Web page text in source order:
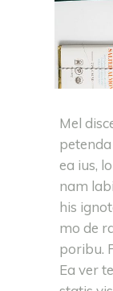
Mel
ea ius,
nam
his
mo de
poribu.
Ea ver